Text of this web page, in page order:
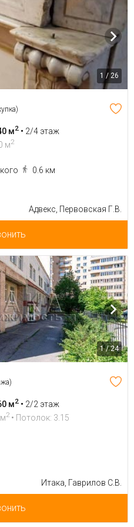
1 / 26
м2 • 2/4 этаж
м2
0.6 км
Адвекс, Первовская Г.В.
1 / 24
м2 • 2/2 этаж
2 • Потолок: 3.15
Итака, Гаврилов С.В.